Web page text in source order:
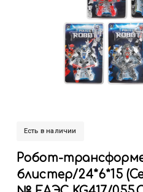
Есть в наличии
Робот-
блистер/24*6*15